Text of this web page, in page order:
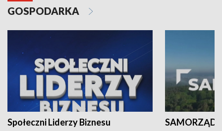
GOSPODARKA
Społeczni Liderzy Biznesu SAMORZĄD